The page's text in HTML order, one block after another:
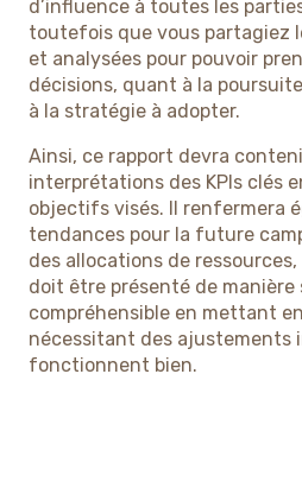
d’influence à toutes les
toutefois que vous partagiez
et analysées pour pouvoir
décisions, quant à la
à la stratégie à adopter.
Ainsi, ce rapport devra
interprétations des KPIs clés
objectifs visés. Il renfermera
tendances pour la future
des allocations de ressources,
doit être présenté de
compréhensible en mettant
nécessitant des ajustements
fonctionnent bien.